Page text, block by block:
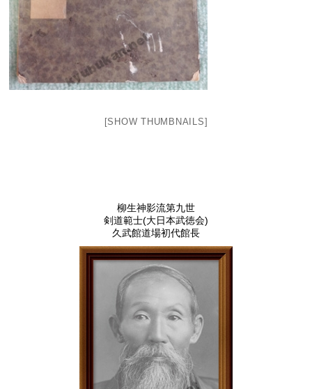
[SHOW THUMBNAILS]
柳生神影流第九世
剣道範士(大日本武徳会)
久武館道場初代館長